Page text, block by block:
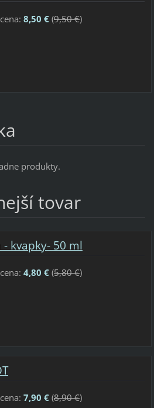
8,50 €(9,50 €)
produkty.
tovar
kvapky- 50 ml
4,80 €(5,80 €)
7,90 €(8,90 €)